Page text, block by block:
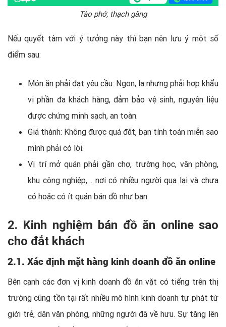
Tào phớ, thạch găng
Nếu quyết tâm với ý tưởng này thì bạn nên lưu ý một số
điểm sau:
Món ăn phải đạt yêu cầu: Ngon, lạ nhưng phải hợp khẩu
vị phần đa khách hàng, đảm bảo vệ sinh, nguyên liệu
được chứng minh sạch, an toàn.
Giá thành: Không được quá đắt, bạn tính toán miễn sao
mình phải có lời.
Vị trí mở quán phải gần chợ, trường học, văn phòng,
khu công nghiệp,… nơi có nhiều người qua lại và chưa
có hoặc có ít quán bán đồ như bạn.
2. Kinh nghiệm bán đồ ăn online sao
cho đắt khách
2.1. Xác định mặt hàng kinh doanh đồ ăn online
Bên cạnh các đơn vị kinh doanh đồ ăn vặt có tiếng trên thị
trường cũng tồn tại rất nhiều mô hình kinh doanh tự phát từ
giới trẻ, dân văn phòng, những người đã về hưu. Sự tăng lên